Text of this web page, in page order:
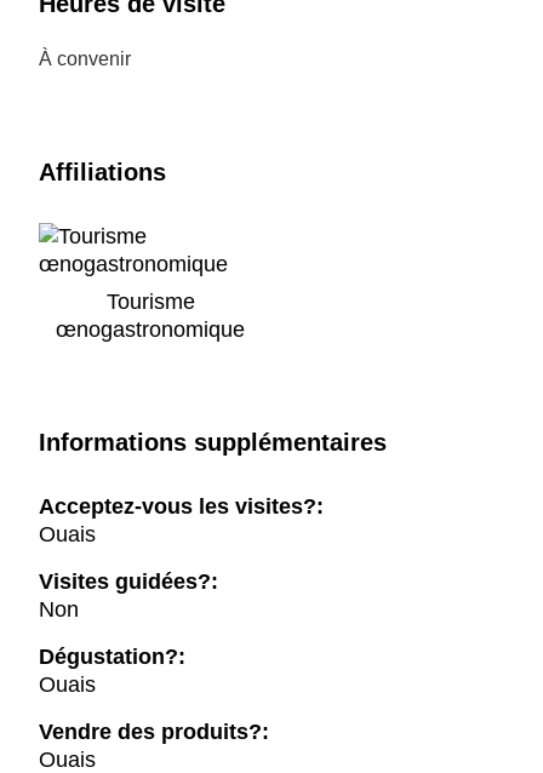
À convenir
Affiliations
Tourisme
œnogastronomique
Informations supplémentaires
Acceptez-vous les visites?:
Ouais
Visites guidées?:
Non
Dégustation?:
Ouais
Vendre des produits?:
Ouais